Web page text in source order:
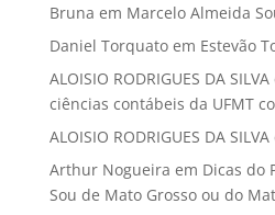
Bruna em Marcelo Almeida
Daniel Torquatoem Estevão
ALOISIO RODRIGUES DA SILVA
ciências contábeis da UFMT
ALOISIO RODRIGUES DA SILVA
Arthur Nogueira em Dicas do
Sou de Mato Grosso ou do